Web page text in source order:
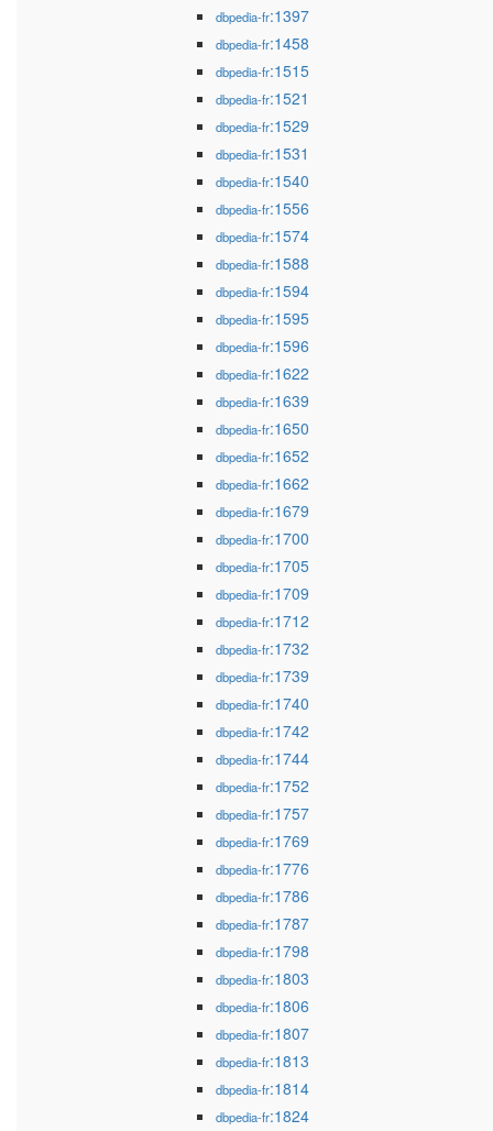
dbpedia-fr:1397
dbpedia-fr:1458
dbpedia-fr:1515
dbpedia-fr:1521
dbpedia-fr:1529
dbpedia-fr:1531
dbpedia-fr:1540
dbpedia-fr:1556
dbpedia-fr:1574
dbpedia-fr:1588
dbpedia-fr:1594
dbpedia-fr:1595
dbpedia-fr:1596
dbpedia-fr:1622
dbpedia-fr:1639
dbpedia-fr:1650
dbpedia-fr:1652
dbpedia-fr:1662
dbpedia-fr:1679
dbpedia-fr:1700
dbpedia-fr:1705
dbpedia-fr:1709
dbpedia-fr:1712
dbpedia-fr:1732
dbpedia-fr:1739
dbpedia-fr:1740
dbpedia-fr:1742
dbpedia-fr:1744
dbpedia-fr:1752
dbpedia-fr:1757
dbpedia-fr:1769
dbpedia-fr:1776
dbpedia-fr:1786
dbpedia-fr:1787
dbpedia-fr:1798
dbpedia-fr:1803
dbpedia-fr:1806
dbpedia-fr:1807
dbpedia-fr:1813
dbpedia-fr:1814
dbpedia-fr:1824